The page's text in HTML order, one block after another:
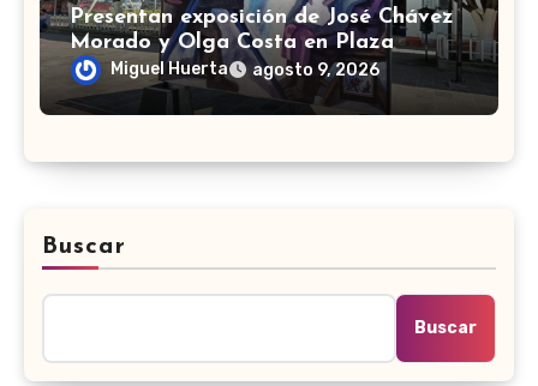
Presentan exposición de José Chávez
Morado y Olga Costa en Plaza
Libertad de Silao
Miguel Huerta agosto 9, 2026
Buscar
Buscar